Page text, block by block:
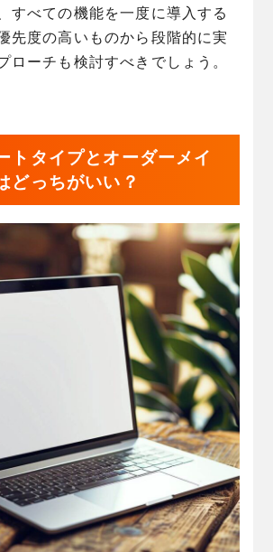
すべての機能を一度に導入する
先度の高いものから段階的に実
ローチも検討すべきでしょう。
トタイプとオーダーメイ
どっちがいい？